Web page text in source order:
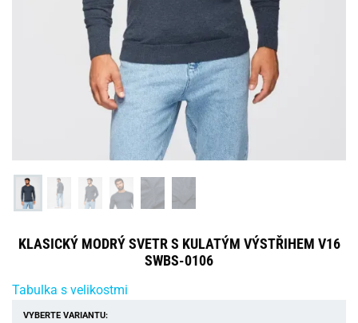
KLASICKÝ MODRÝ SVETR S KULATÝM VÝSTŘIHEM V16
SWBS-0106
Tabulka s velikostmi
VYBERTE VARIANTU: